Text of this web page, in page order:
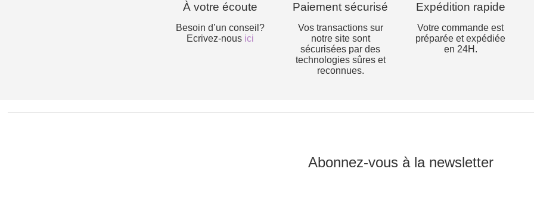
À votre écoute
Besoin d’un conseil?
Ecrivez-nous ici
Paiement sécurisé
Vos transactions sur
notre site sont
sécurisées par des
technologies sûres et
reconnues.
Expédition rapide
Votre commande est
préparée et expédiée
en 24H.
Abonnez-vous à la newsletter